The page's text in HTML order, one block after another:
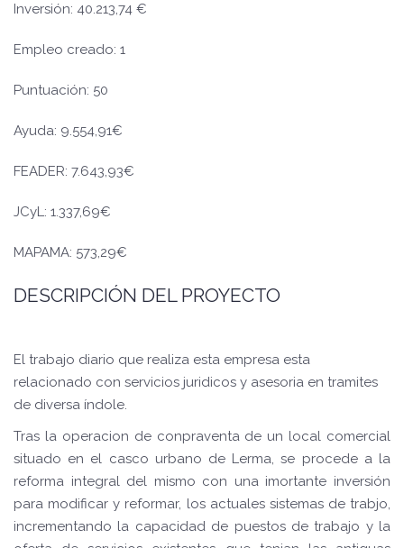
Inversión: 40.213,74 €
Empleo creado: 1
Puntuación: 50
Ayuda: 9.554,91€
FEADER: 7.643,93€
JCyL: 1.337,69€
MAPAMA: 573,29€
DESCRIPCIÓN DEL PROYECTO
El trabajo diario que realiza esta empresa esta
relacionado con servicios juridicos y asesoria en tramites
de diversa índole.
Tras la operacion de conpraventa de un local comercial
situado en el casco urbano de Lerma, se procede a la
reforma integral del mismo con una imortante inversión
para modificar y reformar, los actuales sistemas de trabjo,
incrementando la capacidad de puestos de trabajo y la